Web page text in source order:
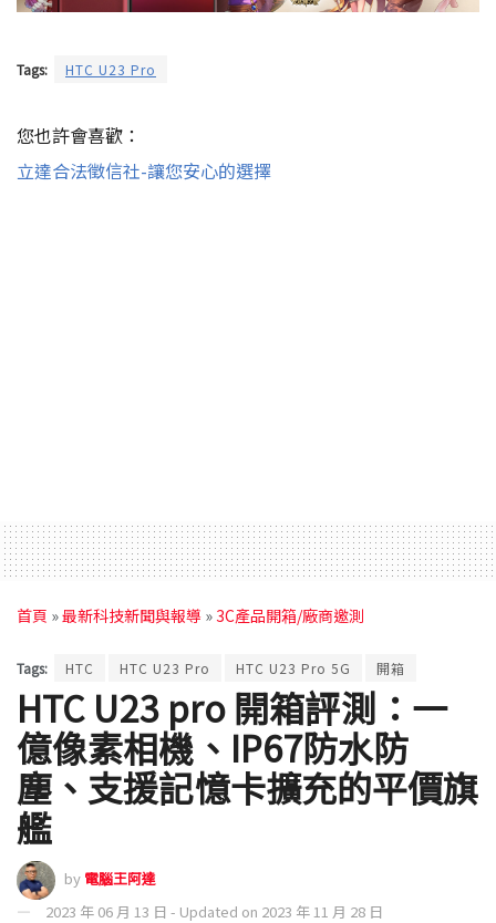
Tags: HTC U23 Pro
您也許會喜歡：
立達合法徵信社-讓您安心的選擇
首頁 »最新科技新聞與報導 »3C產品開箱/廠商邀測
Tags: HTC HTC U23 Pro HTC U23 Pro 5G 開箱
HTC U23 pro 開箱評測：一
億像素相機、IP67防水防
塵、支援記憶卡擴充的平價旗
艦
by 電腦王阿達
2023 年 06 月 13 日 - Updated on 2023 年 11 月 28 日